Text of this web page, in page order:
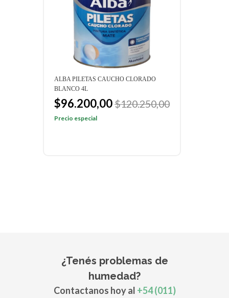
ALBA PILETAS CAUCHO CLORADO
BLANCO 4L
$96.200,00$120.250,00
Precio especial
¿Tenés problemas de
humedad?
Contactanos hoy al +54 (011)